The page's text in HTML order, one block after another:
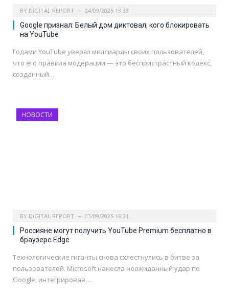
BY DIGITAL REPORT 24/09/2025 13:33
Google признал: Белый дом диктовал, кого блокировать
на YouTube
Годами YouTube уверял миллиарды своих пользователей,
что его правила модерации — это беспристрастный кодекс,
созданный…
НОВОСТИ
BY DIGITAL REPORT 03/09/2025 16:31
Россияне могут получить YouTube Premium бесплатно в
браузере Edge
Технологические гиганты снова схлестнулись в битве за
пользователей. Microsoft нанесла неожиданный удар по
Google, интегрировав…